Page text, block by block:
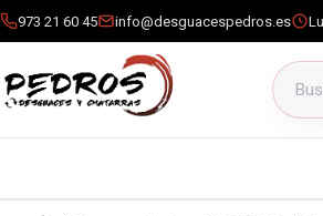
973 21 60 45 info@desguacespedros.es